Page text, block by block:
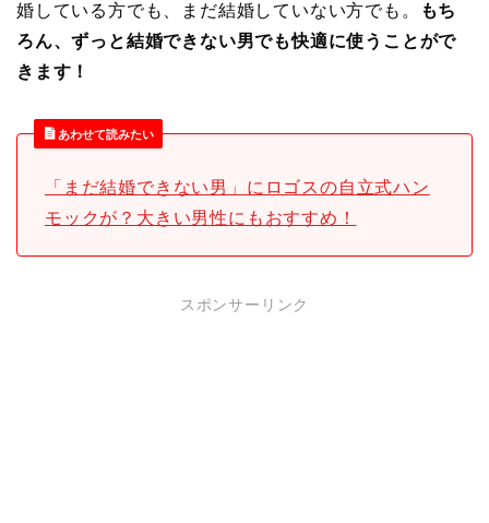
婚している方でも、まだ結婚していない方でも。
もち
ろん、ずっと結婚できない男でも快適に使うことがで
きます！
あわせて読みたい
「まだ結婚できない男」にロゴスの自立式ハン
モックが？大きい男性にもおすすめ！
スポンサーリンク